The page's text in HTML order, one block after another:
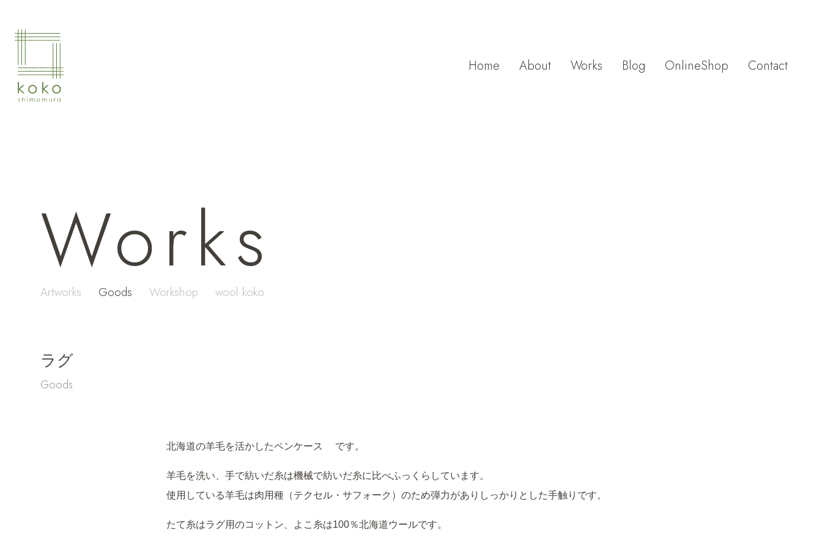
Home About Works Blog OnlineShop Contact
Works
Artworks Goods Workshop wool koko
ラグ
Goods
北海道の羊毛を活かしたペンケース です。
羊毛を洗い、手で紡いだ糸は機械で紡いだ糸に比べふっくらしています。
使用している羊毛は肉用種（テクセル・サフォーク）のため弾力がありしっかりとした手触りです。
たて糸はラグ用のコットン、よこ糸は100％北海道ウールです。